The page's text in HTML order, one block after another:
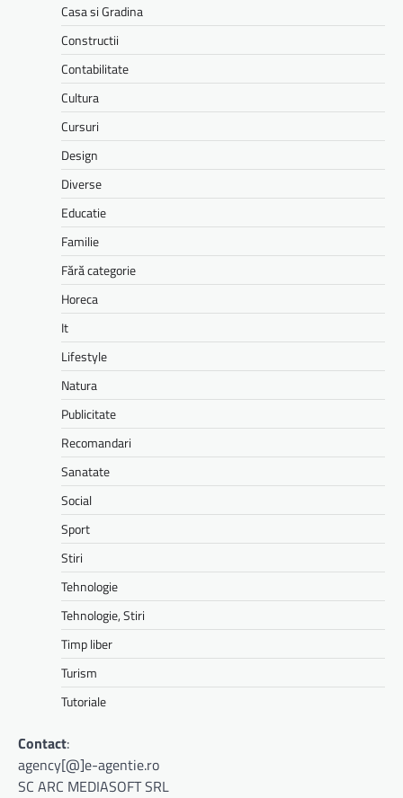
Casa si Gradina
Constructii
Contabilitate
Cultura
Cursuri
Design
Diverse
Educatie
Familie
Fără categorie
Horeca
It
Lifestyle
Natura
Publicitate
Recomandari
Sanatate
Social
Sport
Stiri
Tehnologie
Tehnologie, Stiri
Timp liber
Turism
Tutoriale
Contact:
agency[@]e-agentie.ro
SC ARC MEDIASOFT SRL